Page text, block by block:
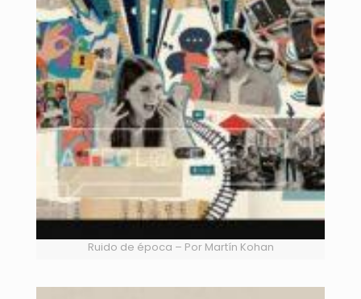
Ruido de época – Por Martín Kohan